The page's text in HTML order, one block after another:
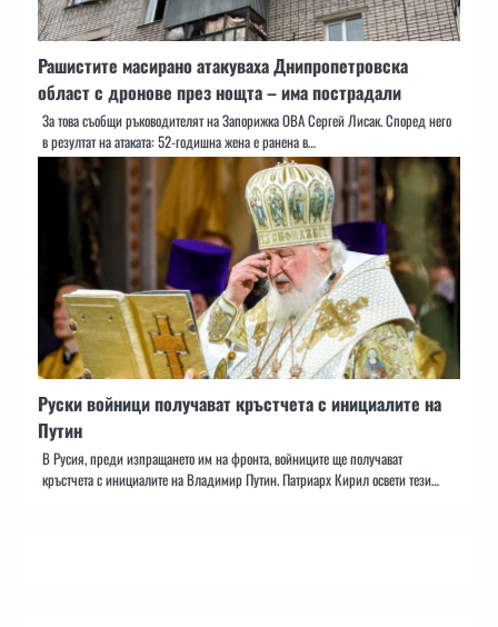
Рашистите масирано атакуваха Днипропетровска
област с дронове през нощта – има пострадали
За това съобщи ръководителят на Запорижка ОВА Сергей Лисак. Според него
в резултат на атаката: 52-годишна жена е ранена в…
Руски войници получават кръстчета с инициалите на
Путин
В Русия, преди изпращането им на фронта, войниците ще получават
кръстчета с инициалите на Владимир Путин. Патриарх Кирил освети тези…